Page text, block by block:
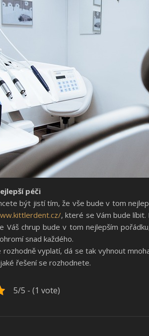
péči
být jistí tím, že vše bude v tom
, které se Vám bude
Váš chrup bude v tom nejlepším
snad každého.
rozhodně vyplatí, dá se tak vyhnout
řešení se rozhodnete.
5/5 - (1 vote)